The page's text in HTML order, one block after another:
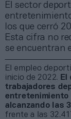
El sector
los que cerró
Esta cifra no
se encuentran
El empleo
inicio de 2022. El
trabajadores
entretenimiento
alcanzando las
frente a las